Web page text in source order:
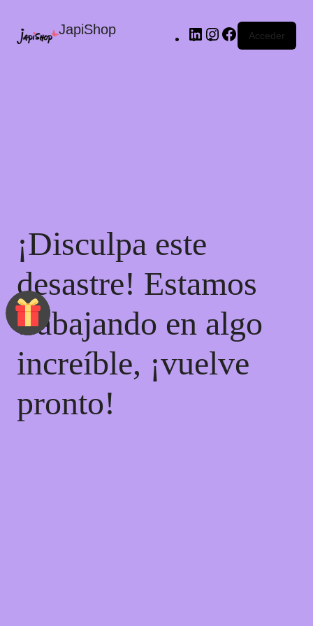
JapiShop Acceder
¡Disculpa este
desastre! Estamos
trabajando en algo
increíble, ¡vuelve
pronto!